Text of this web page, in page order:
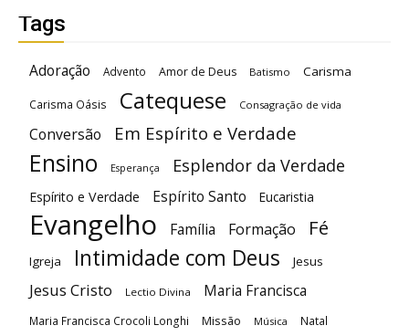
Tags
Adoração Advento Amor de Deus Batismo Carisma
Carisma Oásis Catequese Consagração de vida
Conversão Em Espírito e Verdade
Ensino Esperança Esplendor da Verdade
Espírito e Verdade Espírito Santo Eucaristia
Evangelho Família Formação Fé
Igreja Intimidade com Deus Jesus
Jesus Cristo Lectio Divina Maria Francisca
Maria Francisca Crocoli Longhi Missão Música Natal